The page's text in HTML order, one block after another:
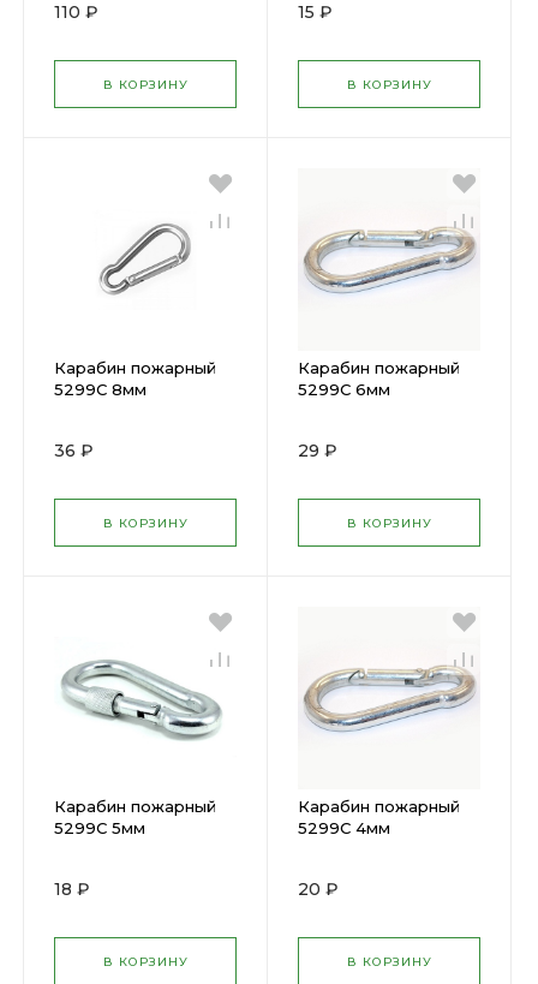
110 ₽
В КОРЗИНУ
15 ₽
В КОРЗИНУ
Карабин пожарный
5299С 8мм
36 ₽
В КОРЗИНУ
Карабин пожарный
5299С 6мм
29 ₽
В КОРЗИНУ
Карабин пожарный
5299С 5мм
18 ₽
В КОРЗИНУ
Карабин пожарный
5299С 4мм
20 ₽
В КОРЗИНУ